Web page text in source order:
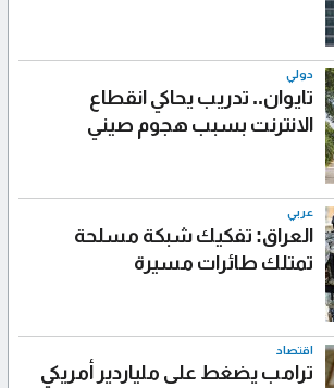
دولي
تايوان.. تدريب يحاكي انقطاع
الانترنت بسبب هجوم صيني
عربي
العراق: تفكيك شبكة مسلحة
تمتلك طائرات مسيرة
اقتصاد
ترامب يضغط على ملياردير أمريكي